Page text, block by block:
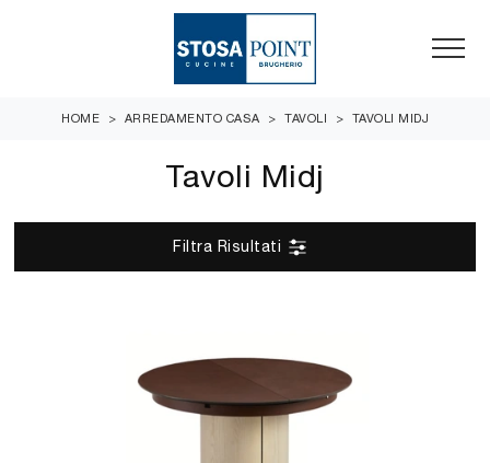
HOME > ARREDAMENTO CASA > TAVOLI > TAVOLI MIDJ
Tavoli Midj
Filtra Risultati